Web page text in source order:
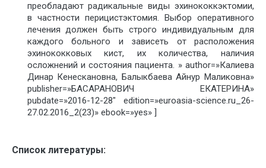
преобладают радикальные виды эхинококкэктомии,
в частности перицистэктомия. Выбор оперативного
лечения должен быть строго индивидуальным для
каждого больного и зависеть от расположения
эхинококковых кист, их количества, наличия
осложнений и состояния пациента. » author=»Калиева
Динар Кенескановна, Балыкбаева Айнур Маликовна»
publisher=»БАСАРАНОВИЧ ЕКАТЕРИНА»
pubdate=»2016-12-28″ edition=»euroasia-science.ru_26-
27.02.2016_2(23)» ebook=»yes» ]
Список литературы: